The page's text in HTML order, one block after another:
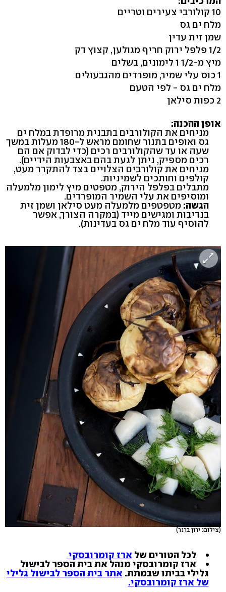
10 קולורבי צעירים וטריים
מלח ים גס
שמן זית עדין
1/2 פלפל ירוק חריף מגולען, קצוץ דק
מיץ מ-1/2 1 לימונים, בשלים
1 כוס עלי שמיר, מופרדים מהגבעולים
מלח ים גס - לפי הטעם
2 כפות סילאן
אופן ההכנה:
מניחים את הקולורבים בתבנית מרופדת במלח ים
גס ואופים בתנור שחומם מראש ל-180 מעלות במשך
שעה או עד שהקולורבים רכים (כדי לבדוק אם הם
רכים מספיק, ניתן לגעת בהם באצבעות הידיים).
מניחים את קולורבים הצלויים בצד להתקרר מעט,
קולפים וחותכים לשמיניות.
מתבלים בפלפל הירוק, מטפטים מיץ לימון מלמעלה
ומוסיפים את עלי השמיר המופרדים.
הגשה: מטפטפים מלמעלה מעט סילאן ושמן זית
בנדיבות ומגישים מייד (במקרה הצורך, אפשר
להוסיף עוד מלח ים גס בעדינות).
(צילום: ירון ברנר)
לכל הטורים של ארז קומרובסקי
ארז קומרובסקי מנהל את בית הספר לבישול
גלילי בביתו שבמתת. אתר בית הספר לבישול גלילי
של ארז קומרובסקי.